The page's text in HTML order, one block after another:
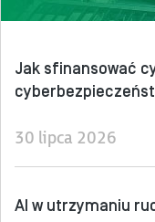
Jak sfinansować
30 lipca 2026
AI w utrzymaniu